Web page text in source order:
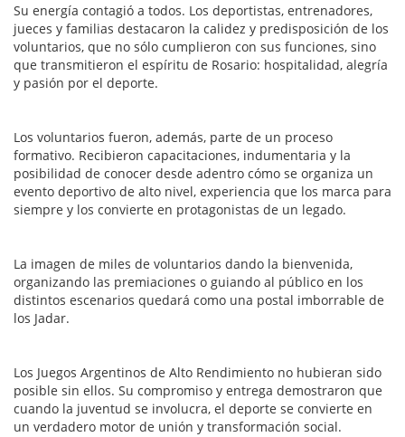
Su energía contagió a todos. Los deportistas, entrenadores,
jueces y familias destacaron la calidez y predisposición de los
voluntarios, que no sólo cumplieron con sus funciones, sino
que transmitieron el espíritu de Rosario: hospitalidad, alegría
y pasión por el deporte.
Los voluntarios fueron, además, parte de un proceso
formativo. Recibieron capacitaciones, indumentaria y la
posibilidad de conocer desde adentro cómo se organiza un
evento deportivo de alto nivel, experiencia que los marca para
siempre y los convierte en protagonistas de un legado.
La imagen de miles de voluntarios dando la bienvenida,
organizando las premiaciones o guiando al público en los
distintos escenarios quedará como una postal imborrable de
los Jadar.
Los Juegos Argentinos de Alto Rendimiento no hubieran sido
posible sin ellos. Su compromiso y entrega demostraron que
cuando la juventud se involucra, el deporte se convierte en
un verdadero motor de unión y transformación social.